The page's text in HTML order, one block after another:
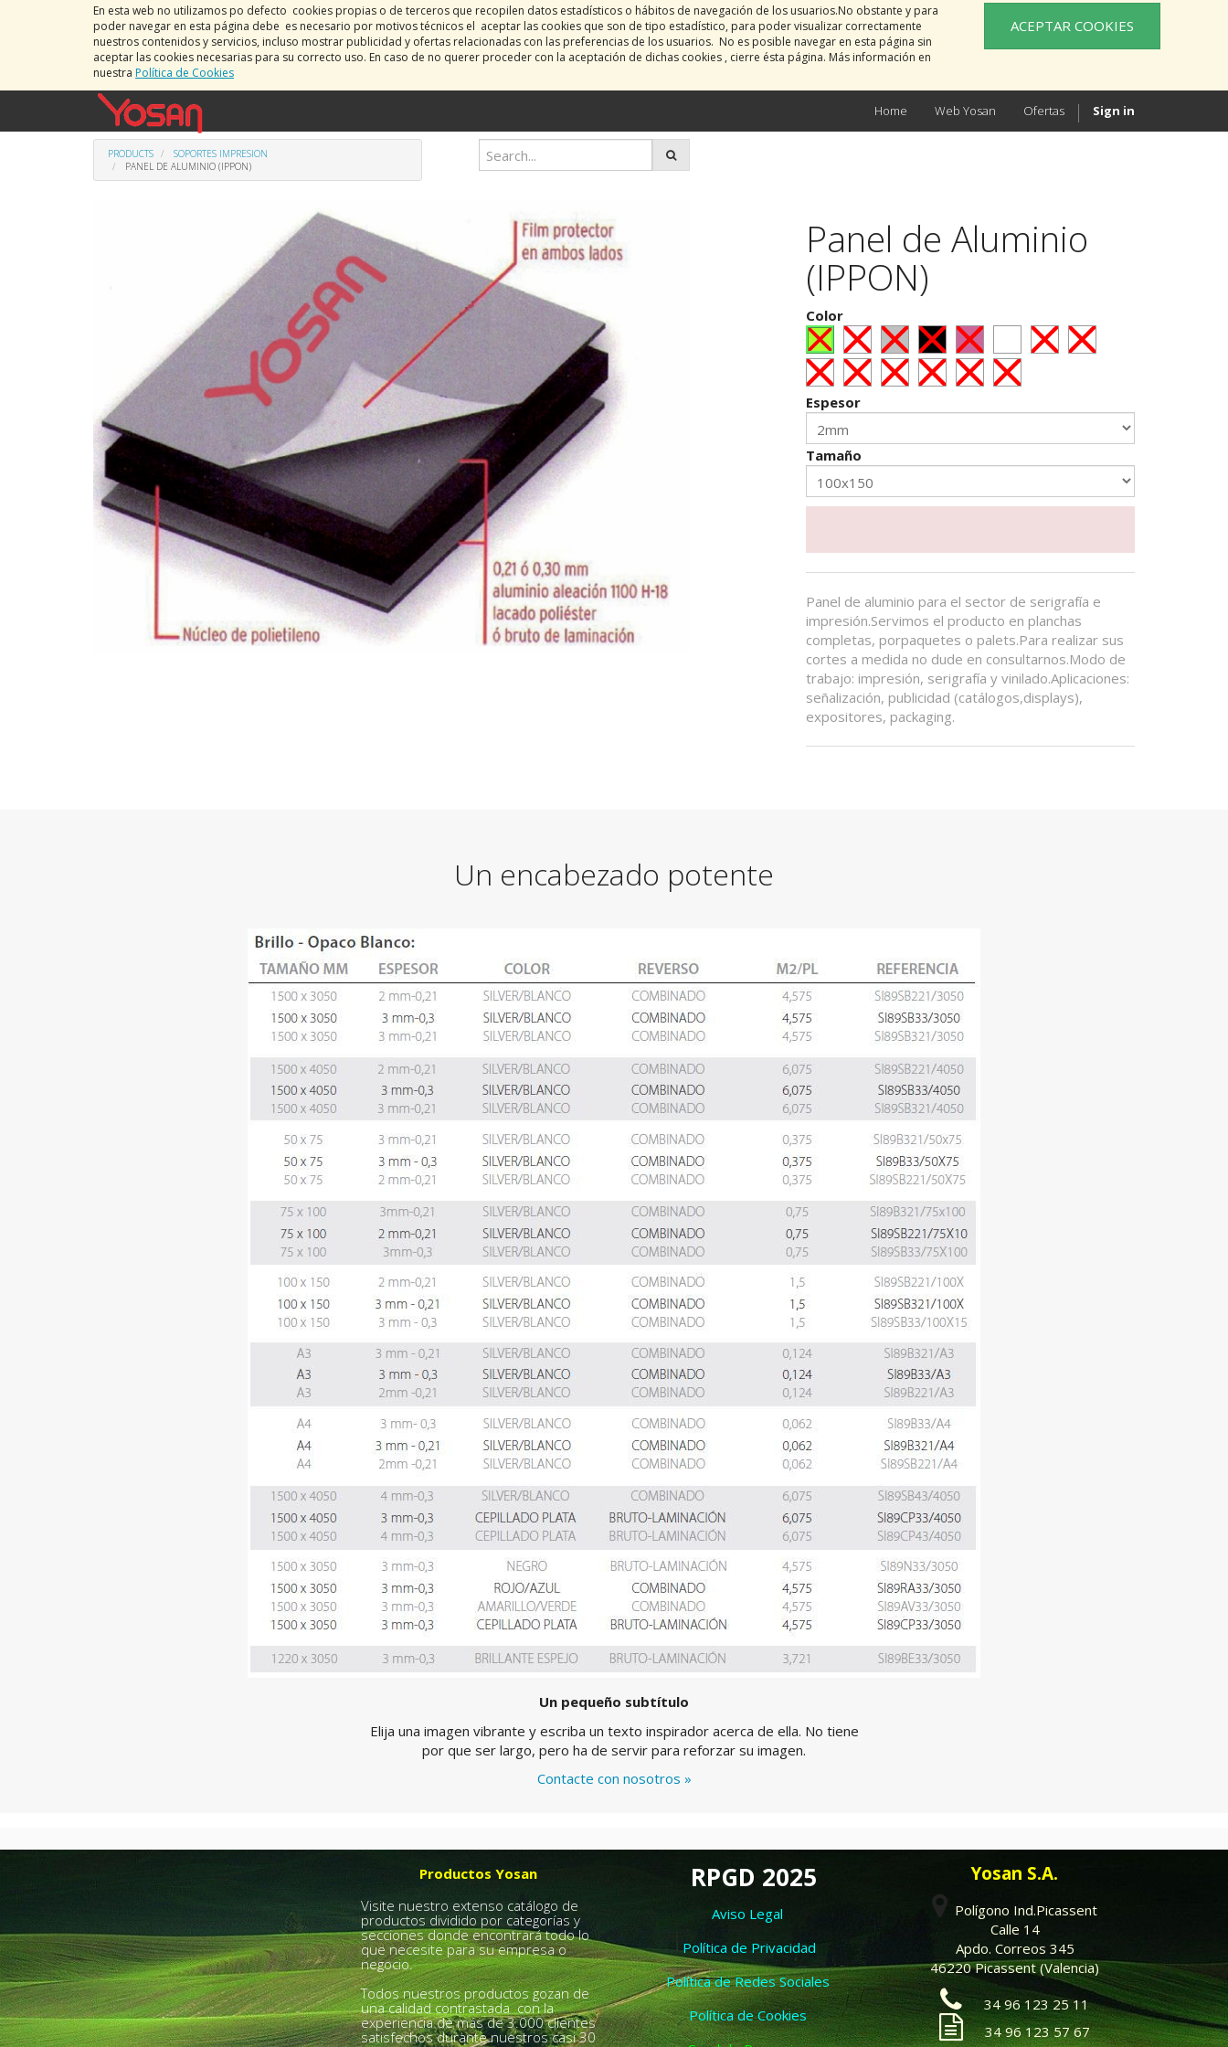
En esta web no utilizamos po defecto cookies propias o de terceros que recopilen datos estadísticos o hábitos de navegación de los usuarios.No obstante y para
poder navegar en esta página debe es necesario por motivos técnicos el aceptar las cookies que son de tipo estadístico, para poder visualizar correctamente
nuestros contenidos y servicios, incluso mostrar publicidad y ofertas relacionadas con las preferencias de los usuarios. No es posible navegar en esta página sin
aceptar las cookies necesarias para su correcto uso. En caso de no querer proceder con la aceptación de dichas cookies , cierre ésta página. Más información en
nuestra Política de Cookies
ACEPTAR COOKIES
Home Web Yosan Ofertas Sign in
PRODUCTS
SOPORTES IMPRESION
PANEL DE ALUMINIO (IPPON)
Panel de Aluminio
(IPPON)
Color
Espesor
Tamaño
Panel de aluminio para el sector de serigrafía e
impresión.Servimos el producto en planchas
completas, porpaquetes o palets.Para realizar sus
cortes a medida no dude en consultarnos.Modo de
trabajo: impresión, serigrafía y vinilado.Aplicaciones:
señalización, publicidad (catálogos,displays),
expositores, packaging.
Un encabezado potente
Un pequeño subtítulo
Elija una imagen vibrante y escriba un texto inspirador acerca de ella. No tiene
por que ser largo, pero ha de servir para reforzar su imagen.
Contacte con nosotros »
Productos Yosan
Visite nuestro extenso catálogo de
productos dividido por categorías y
secciones donde encontrará todo lo
que necesite para su empresa o
negocio.
Todos nuestros productos gozan de
una calidad contrastada con la
experiencia de más de 3.000 clientes
satisfechos durante nuestros casi 30
RPGD 2025
Aviso Legal
Política de Privacidad
Política de Redes Sociales
Política de Cookies
Yosan S.A.
Polígono Ind.Picassent
Calle 14
Apdo. Correos 345
46220 Picassent (Valencia)
34 96 123 25 11
34 96 123 57 67